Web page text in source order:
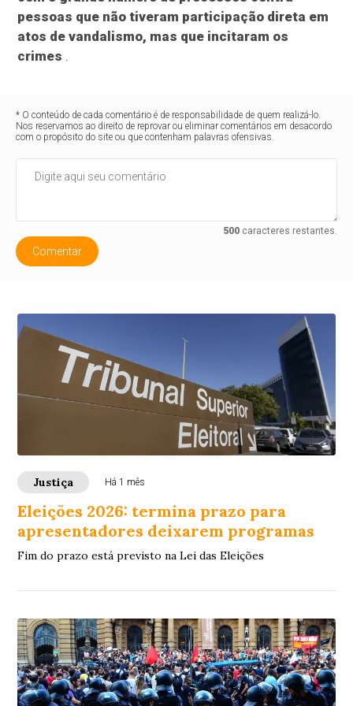
pessoas que não tiveram participação direta em
atos de vandalismo, mas que incitaram os
crimes .
* O conteúdo de cada comentário é de responsabilidade de quem realizá-lo.
Nos reservamos ao direito de reprovar ou eliminar comentários em desacordo
com o propósito do site ou que contenham palavras ofensivas.
500caracteres restantes.
Comentar
Justiça Há 1 mês
Eleições 2026: termina prazo para
apresentadores deixarem programas
Fim do prazo está previsto na Lei das Eleições